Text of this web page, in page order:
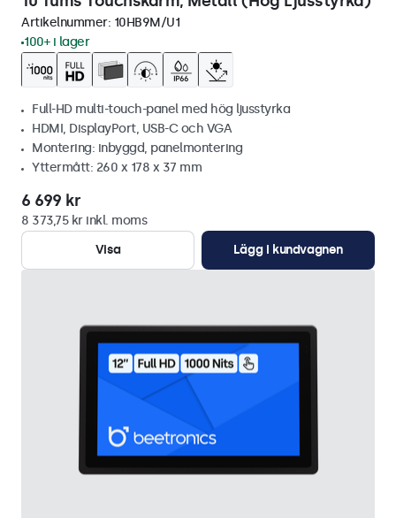
Artikelnummer: 10HB9M/U1
100+ i lager
Full-HD multi-touch-panel med hög ljusstyrka
HDMI, DisplayPort, USB-C och VGA
Montering: inbyggd, panelmontering
Yttermått: 260 x 178 x 37 mm
6 699 kr
8 373,75 kr inkl. moms
Visa
Lägg i kundvagnen